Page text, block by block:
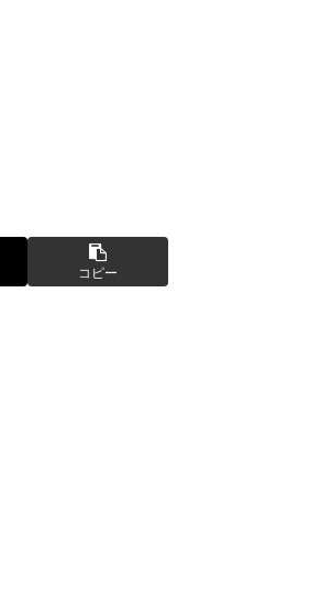
コピー